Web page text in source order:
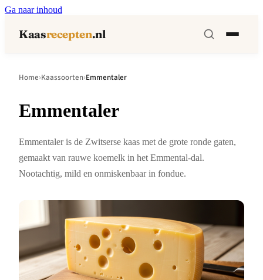
Ga naar inhoud
Kaasrecepten.nl
Home›Kaassoorten›Emmentaler
Emmentaler
Emmentaler is de Zwitserse kaas met de grote ronde gaten,
gemaakt van rauwe koemelk in het Emmental-dal.
Nootachtig, mild en onmiskenbaar in fondue.